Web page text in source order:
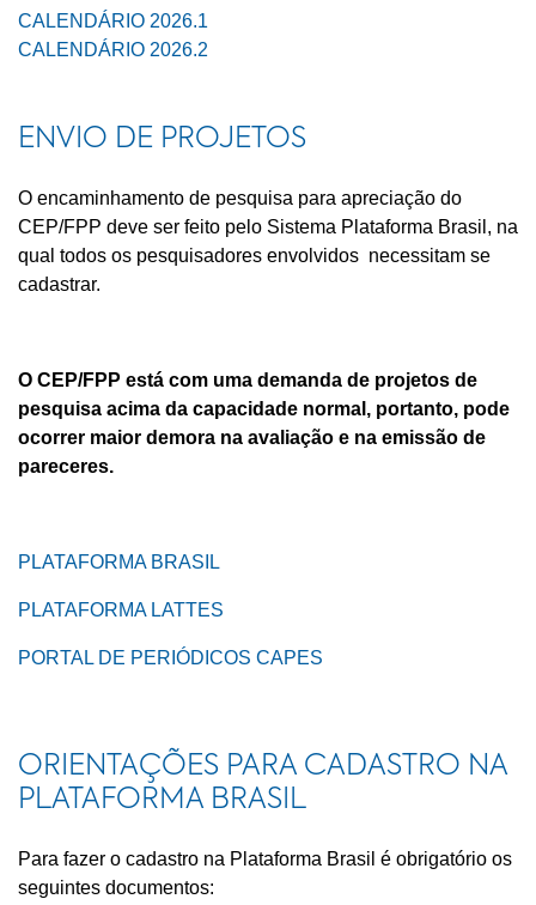
CALENDÁRIO 2026.1
CALENDÁRIO 2026.2
ENVIO DE PROJETOS
O encaminhamento de pesquisa para apreciação do
CEP/FPP deve ser feito pelo Sistema Plataforma Brasil, na
qual todos os pesquisadores envolvidos necessitam se
cadastrar.
O CEP/FPP está com uma demanda de projetos de
pesquisa acima da capacidade normal, portanto, pode
ocorrer maior demora na avaliação e na emissão de
pareceres.
PLATAFORMA BRASIL
PLATAFORMA LATTES
PORTAL DE PERIÓDICOS CAPES
ORIENTAÇÕES PARA CADASTRO NA
PLATAFORMA BRASIL
Para fazer o cadastro na Plataforma Brasil é obrigatório os
seguintes documentos: